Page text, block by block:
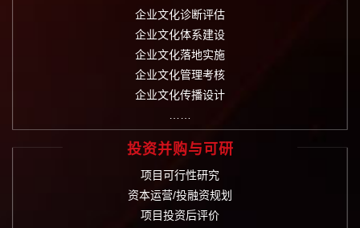
企业文化诊断评估
企业文化体系建设
企业文化落地实施
企业文化管理考核
企业文化传播设计
……
投资并购与可研
项目可行性研究
资本运营/投融资规划
项目投资后评价